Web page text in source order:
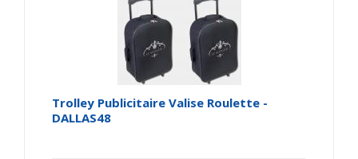
Trolley Publicitaire Valise Roulette -
DALLAS48